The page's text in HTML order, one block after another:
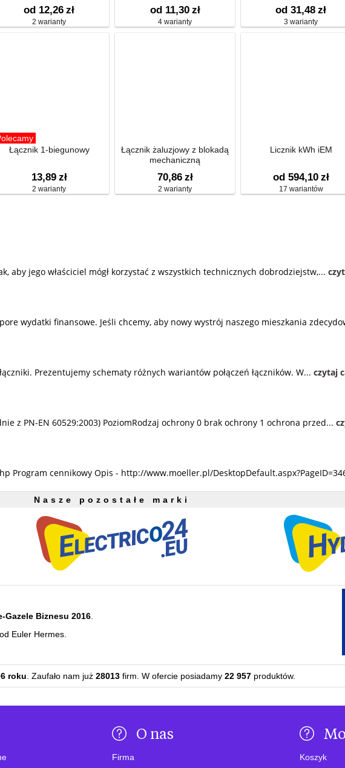
od 12,26 zł
2 warianty
od 11,30 zł
4 warianty
od 31,48 zł
3 warianty
Łącznik 1-biegunowy
13,89 zł
2 warianty
Łącznik żaluzjowy z blokadą
mechaniczną
70,86 zł
2 warianty
Licznik kWh iEM
od 594,10 zł
17 wariantów
aby jego właściciel mógł korzystać z wszystkich technicznych dobrodziejstw,...
wydatki finansowe. Jeśli chcemy, aby nowy wystrój naszego mieszkania
Prezentujemy schematy różnych wariantów połączeń łączników. W... czytaj
z PN-EN 60529:2003) PoziomRodzaj ochrony 0 brak ochrony 1 ochrona przed...
cennikowy Opis - http://www.moeller.pl/
Nasze pozostałe marki
Gazele Biznesu 2016.
od Euler Hermes.
roku . Zaufało nam już 28013 firm. W ofercie posiadamy 22 957 produktów.
O nas
Firma Koszyk